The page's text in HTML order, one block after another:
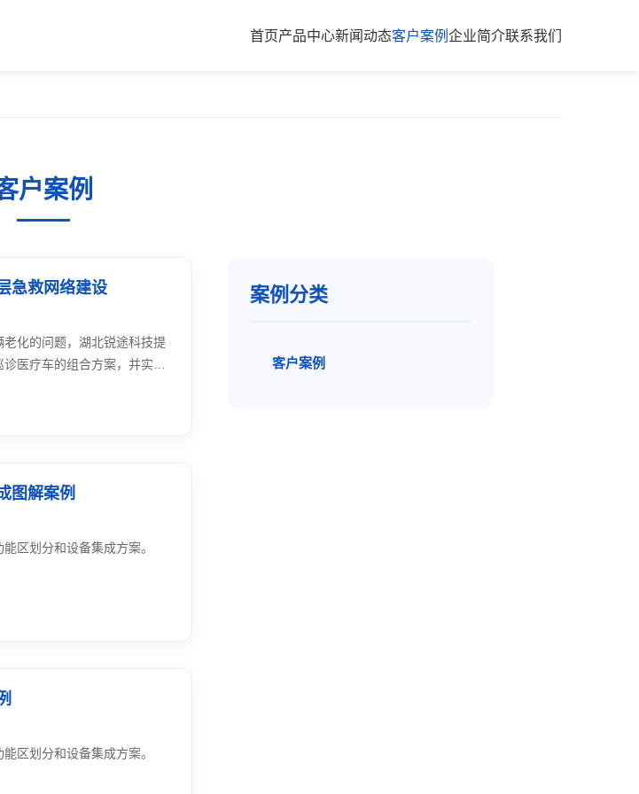
首页产品中心新闻动态客户案例 企业简介联系我们
户案例
急救网络建设
化的问题，湖北锐途科技提
医疗车的组合方案，并实施
图解案例
区划分和设备集成方案。
区划分和设备集成方案。
案例分类
客户案例